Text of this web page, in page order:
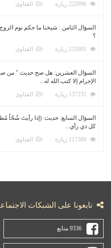
الفتاوى
السؤال الثامن : شيخنا ما حكم نوم
؟
الفتاوى
السؤال العشرين: هل صح حديث " من صلى
الإحرام إلا كتب الله له...
الفتاوى
السؤال السابع: حديث: (إذا رأيتَ شُحّاً
كل ذي رأي...
الفتاوى
تابعونا على الشبكات
9336 متابع